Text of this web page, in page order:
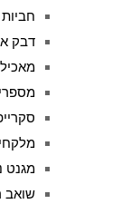
חביות
דבק
מגנט
שואב